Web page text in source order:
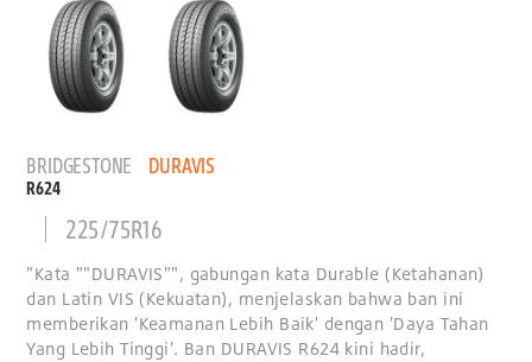
BRIDGESTONE DURAVIS
R624
225/75R16
"Kata ""DURAVIS"", gabungan kata Durable (Ketahanan)
dan Latin VIS (Kekuatan), menjelaskan bahwa ban ini
memberikan 'Keamanan Lebih Baik' dengan 'Daya Tahan
Yang Lebih Tinggi'. Ban DURAVIS R624 kini hadir,